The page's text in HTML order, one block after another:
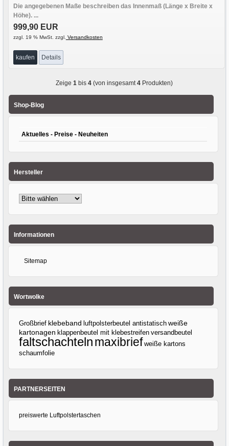
Die angegebenen Maße beschreiben das Innenmaß (Länge x Breite x
Höhe). ...
999,90 EUR
zzgl. 19 % MwSt. zzgl. Versandkosten
kaufen Details
Zeige1 bis4 (von insgesamt4 Produkten)
Shop-Blog
Aktuelles - Preise - Neuheiten
Hersteller
Informationen
Sitemap
Wortwolke
Großbrief klebeband luftpolsterbeutel antistatisch weiße
kartonagen klappenbeutel mit klebestreifen versandbeutel
faltschachtelnmaxibrief weiße kartons
schaumfolie
PARTNERSEITEN
preiswerte Luftpolstertaschen